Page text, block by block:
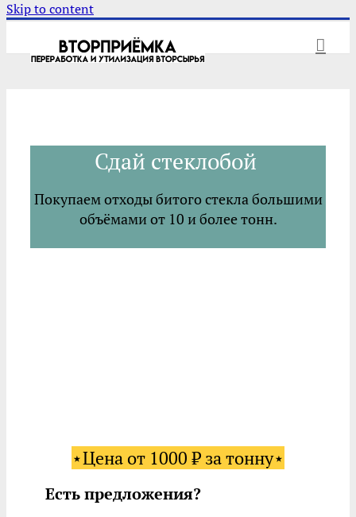
Skip to content
Сдай стеклобой
Покупаем отходы битого стекла большими
объёмами от 10 и более тонн.
⋆Цена от 1000 ₽ за тонну⋆
Есть предложения?